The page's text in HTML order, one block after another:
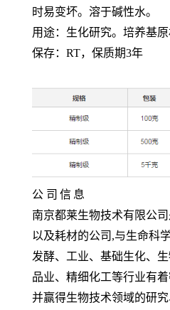
时易变坏。溶于碱性水。
用途：生化研究。培养基原
保存： RT，保质期3年
公 司 信 息
南京都莱生物技术有限公
以及耗材的公司,与生命科
发酵、工业、基础生化、
品业、精细化工等行业有
并赢得生物技术领域的研